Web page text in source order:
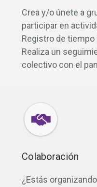
Crea y/o únete a
participar en
Registro de tiempo
Realiza un
colectivo con el
Colaboración
¿Estás